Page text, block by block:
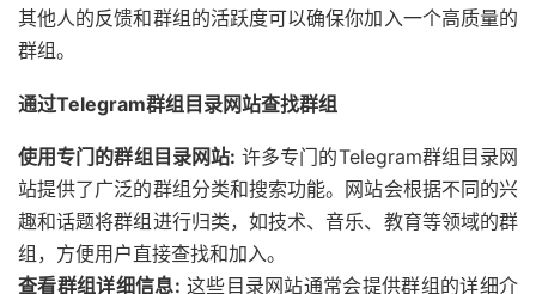
其他人的反馈和群组的活跃度可以确保你加入一个高质量的
群组。
通过Telegram群组目录网站查找群组
使用专门的群组目录网站: 许多专门的Telegram群组目录网
站提供了广泛的群组分类和搜索功能。网站会根据不同的兴
趣和话题将群组进行归类，如技术、音乐、教育等领域的群
组，方便用户直接查找和加入。
查看群组详细信息: 这些目录网站通常会提供群组的详细介